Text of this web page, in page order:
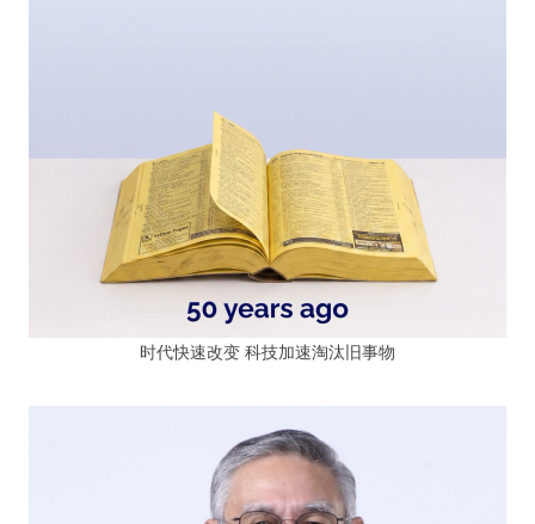
时代快速改变 科技加速淘汰旧事物